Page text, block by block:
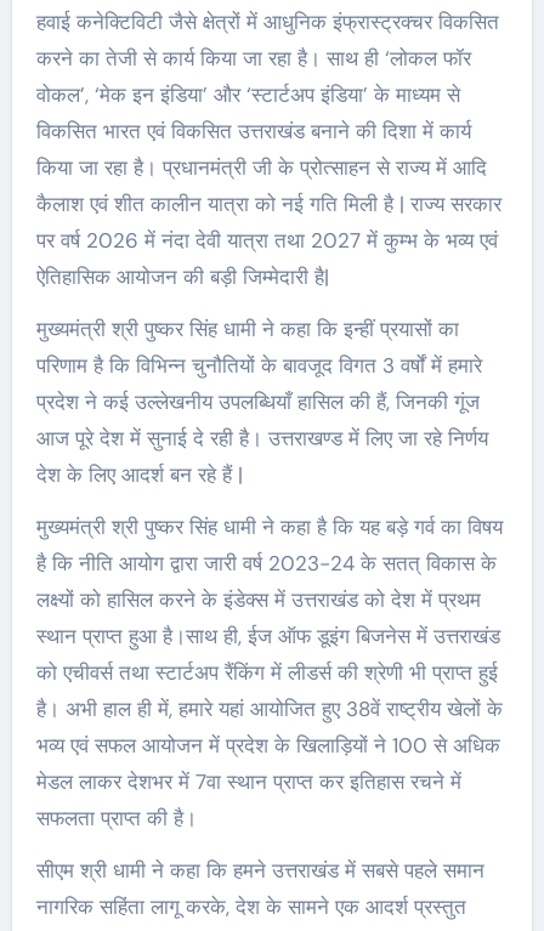
हवाई कनेक्टिविटी जैसे क्षेत्रों में आधुनिक इंफ्रास्ट्रक्चर विकसित
करने का तेजी से कार्य किया जा रहा है। साथ ही ‘लोकल फॉर
वोकल’, ‘मेक इन इंडिया’ और ‘स्टार्टअप इंडिया’ के माध्यम से
विकसित भारत एवं विकसित उत्तराखंड बनाने की दिशा में कार्य
किया जा रहा है। प्रधानमंत्री जी के प्रोत्साहन से राज्य में आदि
कैलाश एवं शीत कालीन यात्रा को नई गति मिली है | राज्य सरकार
पर वर्ष 2026 में नंदा देवी यात्रा तथा 2027 में कुम्भ के भव्य एवं
ऐतिहासिक आयोजन की बड़ी जिम्मेदारी है|
मुख्यमंत्री श्री पुष्कर सिंह धामी ने कहा कि इन्हीं प्रयासों का
परिणाम है कि विभिन्न चुनौतियों के बावजूद विगत 3 वर्षों में हमारे
प्रदेश ने कई उल्लेखनीय उपलब्धियाँ हासिल की हैं, जिनकी गूंज
आज पूरे देश में सुनाई दे रही है। उत्तराखण्ड में लिए जा रहे निर्णय
देश के लिए आदर्श बन रहे हैं |
मुख्यमंत्री श्री पुष्कर सिंह धामी ने कहा है कि यह बड़े गर्व का विषय
है कि नीति आयोग द्वारा जारी वर्ष 2023-24 के सतत् विकास के
लक्ष्यों को हासिल करने के इंडेक्स में उत्तराखंड को देश में प्रथम
स्थान प्राप्त हुआ है।साथ ही, ईज ऑफ डूइंग बिजनेस में उत्तराखंड
को एचीवर्स तथा स्टार्टअप रैंकिंग में लीडर्स की श्रेणी भी प्राप्त हुई
है। अभी हाल ही में, हमारे यहां आयोजित हुए 38वें राष्ट्रीय खेलों के
भव्य एवं सफल आयोजन में प्रदेश के खिलाड़ियों ने 100 से अधिक
मेडल लाकर देशभर में 7वा स्थान प्राप्त कर इतिहास रचने में
सफलता प्राप्त की है।
सीएम श्री धामी ने कहा कि हमने उत्तराखंड में सबसे पहले समान
नागरिक सहिंता लागू करके, देश के सामने एक आदर्श प्रस्तुत